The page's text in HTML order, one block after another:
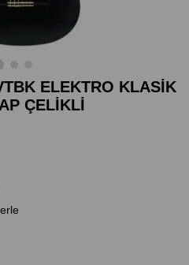
ELEKTRO KLASİK
ÇELİKLİ